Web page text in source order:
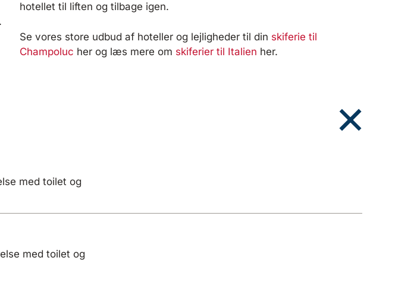
hotellet til liften og tilbage igen.
Se vores store udbud af hoteller og lejligheder til din skiferie til
Champoluc her og læs mere om skiferier til Italien her.
med toilet og
med toilet og